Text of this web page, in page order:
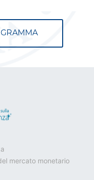
mercato monetario